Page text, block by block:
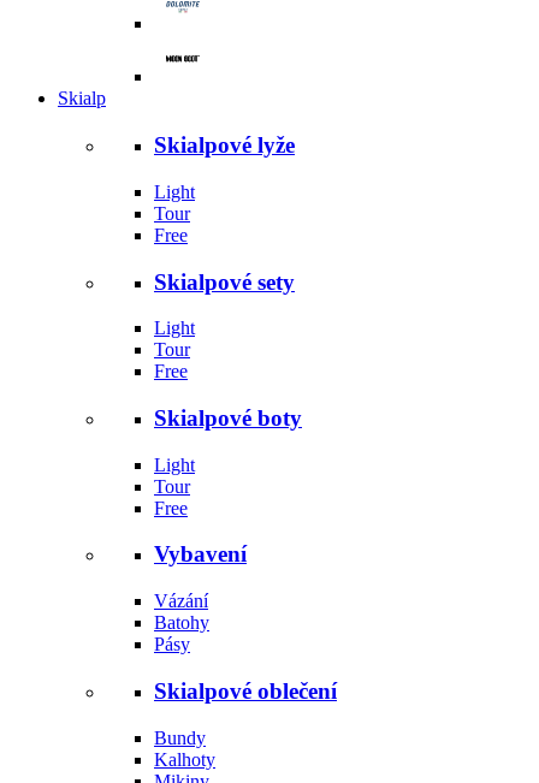
Skialp
Skialpové lyže
Light
Tour
Free
Skialpové sety
Light
Tour
Free
Skialpové boty
Light
Tour
Free
Vybavení
Vázání
Batohy
Pásy
Skialpové oblečení
Bundy
Kalhoty